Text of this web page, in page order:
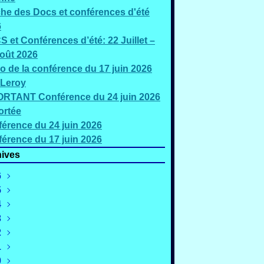
des Docs et conférences d'été
et Conférences d’été: 22 Juillet –
2026
de la conférence du 17 juin 2026
Conférence du 24 juin 2026
du 24 juin 2026
du 17 juin 2026
(2)